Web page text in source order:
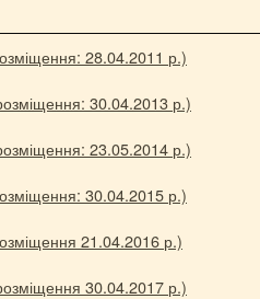
28.04.2011 р.)
30.04.2013 р.)
23.05.2014 р.)
30.04.2015 р.)
21.04.2016 р.)
30.04.2017 р.)